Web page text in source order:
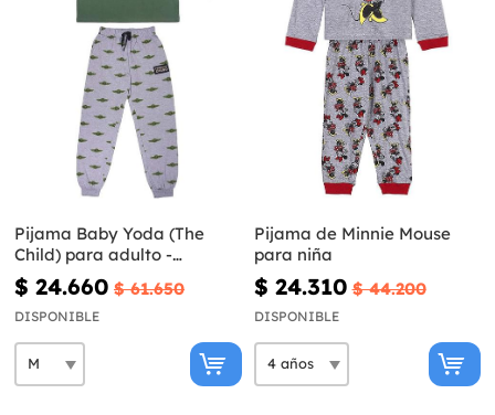
Pijama Baby Yoda (The
Child) para adulto -
Mandalorian
$ 24.660 $ 61.650
DISPONIBLE
Pijama de Minnie Mouse
para niña
$ 24.310 $ 44.200
DISPONIBLE